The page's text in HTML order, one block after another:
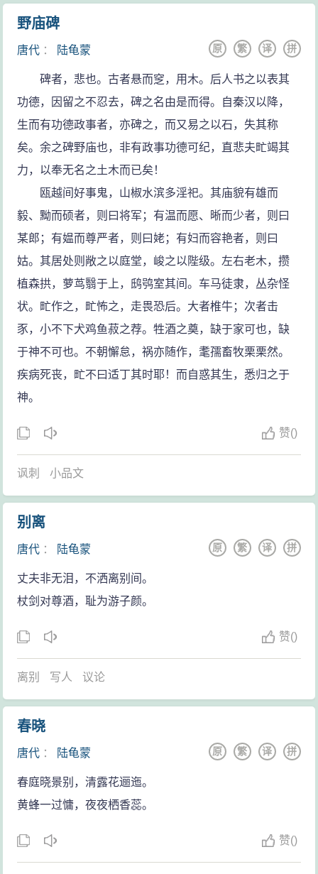
野庙碑
唐代 ： 陆龟蒙 拼
译
繁
原
碑者，悲也。古者悬而窆，用木。后人书之以表其
功德，因留之不忍去，碑之名由是而得。自秦汉以降，
生而有功德政事者，亦碑之，而又易之以石，失其称
矣。余之碑野庙也，非有政事功德可纪，直悲夫甿竭其
力，以奉无名之土木而已矣！
瓯越间好事鬼，山椒水滨多淫祀。其庙貌有雄而
毅、黝而硕者，则曰将军；有温而愿、晰而少者，则曰
某郎；有媪而尊严者，则曰姥；有妇而容艳者，则曰
姑。其居处则敞之以庭堂，峻之以陛级。左右老木，攒
植森拱，萝茑翳于上，鸱鸮室其间。车马徒隶，丛杂怪
状。甿作之，甿怖之，走畏恐后。大者椎牛；次者击
豕，小不下犬鸡鱼菽之荐。牲酒之奠，缺于家可也，缺
于神不可也。不朝懈怠，祸亦随作，耄孺畜牧栗栗然。
疾病死丧，甿不曰适丁其时耶！而自惑其生，悉归之于
神。
赞()
讽刺 小品文
别离
唐代 ： 陆龟蒙 拼
译
繁
原
丈夫非无泪，不洒离别间。
杖剑对尊酒，耻为游子颜。
赞()
离别 写人 议论
春晓
唐代 ： 陆龟蒙 拼
译
繁
原
春庭晓景别，清露花逦迤。
黄蜂一过慵，夜夜栖香蕊。
赞()